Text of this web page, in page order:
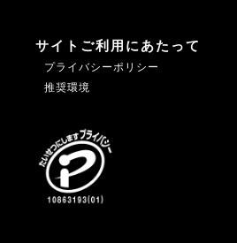
サイトご利用にあたって
プライバシーポリシー
推奨環境